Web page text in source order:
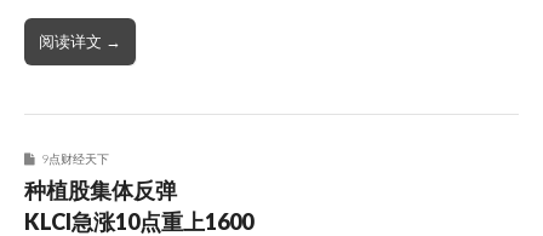
阅读详文 →
9点财经天下
种植股集体反弹
KLCI急涨10点重上1600